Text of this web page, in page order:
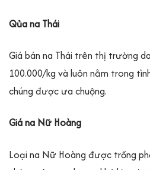
Qủa na Thái
Giá bán na Thái trên thị trường
100.000/kg và luôn nằm trong
chúng được ưa chuộng.
Giá na Nữ Hoàng
Loại na Nữ Hoàng được trồng